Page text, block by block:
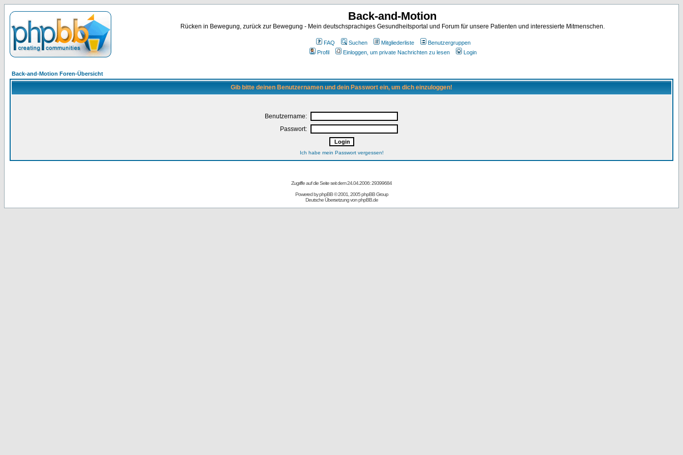
Back-and-Motion
Rücken in Bewegung, zurück zur Bewegung - Mein deutschsprachiges Gesundheitsportal und Forum für unsere Patienten und interessierte Mitmenschen.
FAQ Suchen Mitgliederliste
Benutzergruppen
Profil
Einloggen, um private Nachrichten zu lesen Login
Back-and-Motion Foren-Übersicht
Gib bitte deinen Benutzernamen und dein Passwort ein, um dich einzuloggen!
Benutzername:
Passwort:
Ich habe mein Passwort vergessen!
Zugriffe auf die Seite seit dem 24.04.2006: 29399684
Powered byphpBB© 2001, 2005 phpBB Group
Deutsche Übersetzung vonphpBB.de